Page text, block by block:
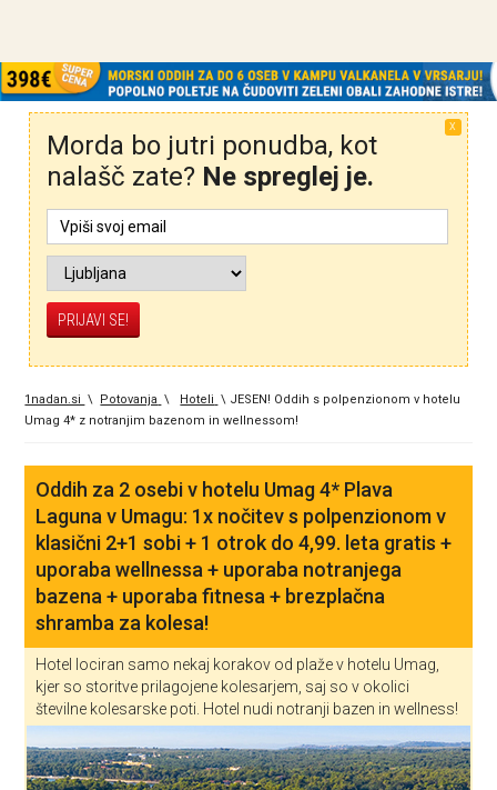
X
Morda bo jutri ponudba, kot
nalašč zate? Ne spreglej je.
1nadan.si \ Potovanja \ Hoteli \ JESEN! Oddih s polpenzionom v hotelu
Umag 4* z notranjim bazenom in wellnessom!
Oddih za 2 osebi v hotelu Umag 4* Plava
Laguna v Umagu: 1x nočitev s polpenzionom v
klasični 2+1 sobi + 1 otrok do 4,99. leta gratis +
uporaba wellnessa + uporaba notranjega
bazena + uporaba fitnesa + brezplačna
shramba za kolesa!
Hotel lociran samo nekaj korakov od plaže v hotelu Umag,
kjer so storitve prilagojene kolesarjem, saj so v okolici
številne kolesarske poti. Hotel nudi notranji bazen in wellness!